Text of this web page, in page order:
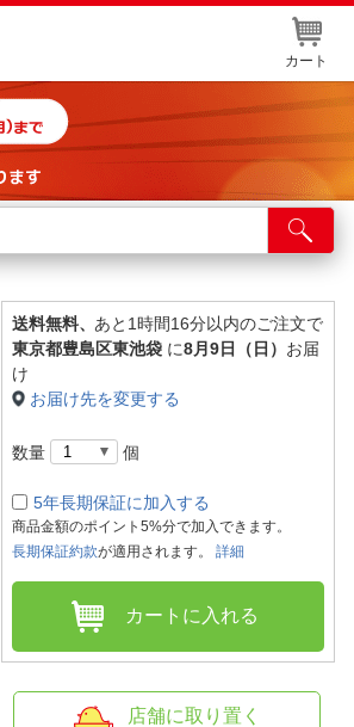
カート
送料無料、 あと1時間16分以内のご注文で
東京都豊島区東池袋 に8月9日（日） お届
け
お届け先を変更する
数量 個
5年長期保証に加入する
商品金額のポイント5%分で加入できます。
長期保証約款が適用されます。 詳細
カートに入れる
店舗に取り置く